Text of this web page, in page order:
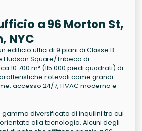
a 96 Morton St,
NYC
edificio uffici di 9 piani di Classe B
Hudson Square/Tribeca di
10.700 m² (115.000 piedi quadrati) di
notevoli come grandi
accesso 24/7, HVAC moderno e
gamma diversificata di inquilini tra cui
alla tecnologia. Alcuni degli